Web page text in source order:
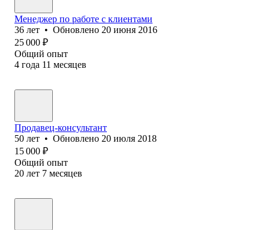
Менеджер по работе с клиентами
36 лет • Обновлено 20 июня 2016
25 000 ₽
Общий опыт
4 года 11 месяцев
Продавец-консультант
50 лет • Обновлено 20 июля 2018
15 000 ₽
Общий опыт
20 лет 7 месяцев